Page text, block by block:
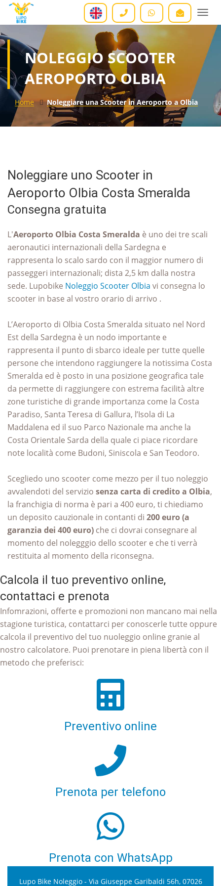
NOLEGGIO SCOOTER
AEROPORTO OLBIA
Home Noleggiare una Scooter in Aeroporto a Olbia
Noleggiare uno Scooter in
Aeroporto Olbia Costa Smeralda
Consegna gratuita
L'Aeroporto Olbia Costa Smeralda è uno dei tre scali
aeronautici internazionali della Sardegna e
rappresenta lo scalo sardo con il maggior numero di
passeggeri internazionali; dista 2,5 km dalla nostra
sede. Lupobike Noleggio Scooter Olbia vi consegna lo
scooter in base al vostro orario di arrivo .
L’Aeroporto di Olbia Costa Smeralda situato nel Nord
Est della Sardegna è un nodo importante e
rappresenta il punto di sbarco ideale per tutte quelle
persone che intendono raggiungere la notissima Costa
Smeralda ed è posto in una posizione geografica tale
da permette di raggiungere con estrema facilità altre
zone turistiche di grande importanza come la Costa
Paradiso, Santa Teresa di Gallura, l’Isola di La
Maddalena ed il suo Parco Nazionale ma anche la
Costa Orientale Sarda della quale ci piace ricordare
note località come Budoni, Siniscola e San Teodoro.
Scegliedo uno scooter come mezzo per il tuo noleggio
avvalendoti del servizio senza carta di credito a Olbia,
la franchigia di norma è pari a 400 euro, ti chiediamo
un deposito cauzionale in contanti di 200 euro (a
garanzia dei 400 euro) che ci dovrai consegnare al
momento del nolegggio dello scooter e che ti verrà
restituita al momento della riconsegna.
Calcola il tuo preventivo online,
contattaci e prenota
Infomrazioni, offerte e promozioni non mancano mai nella
stagione turistica, contattarci per conoscerle tutte oppure
calcola il preventivo del tuo nuoleggio online granie al
nostro calcolatore. Puoi prenotare in piena libertà con il
metodo che preferisci:
Preventivo online
Prenota per telefono
Prenota con WhatsApp
Lupo Bike Noleggio - Via Giuseppe Garibaldi 56h, 07026